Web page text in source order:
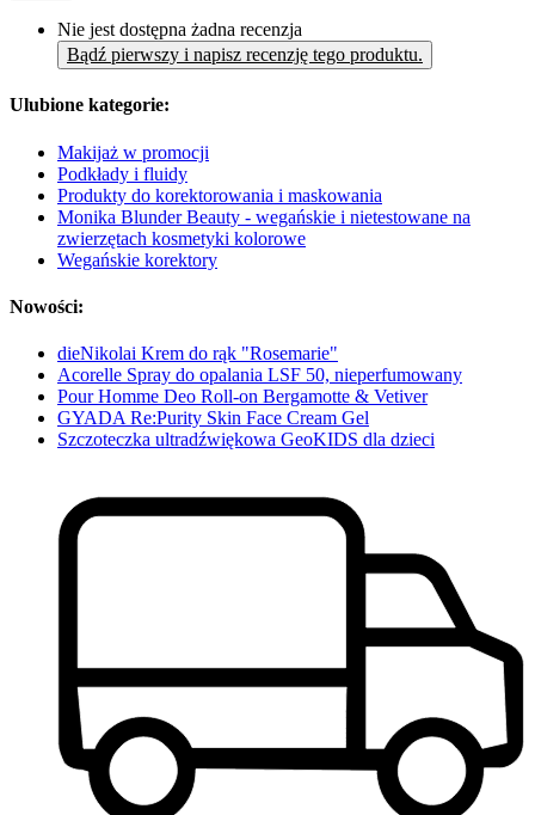
Nie jest dostępna żadna recenzja
Bądź pierwszy i napisz recenzję tego produktu.
Ulubione kategorie:
Makijaż w promocji
Podkłady i fluidy
Produkty do korektorowania i maskowania
Monika Blunder Beauty - wegańskie i nietestowane na
zwierzętach kosmetyki kolorowe
Wegańskie korektory
Nowości:
dieNikolai Krem do rąk "Rosemarie"
Acorelle Spray do opalania LSF 50, nieperfumowany
Pour Homme Deo Roll-on Bergamotte & Vetiver
GYADA Re:Purity Skin Face Cream Gel
Szczoteczka ultradźwiękowa GeoKIDS dla dzieci